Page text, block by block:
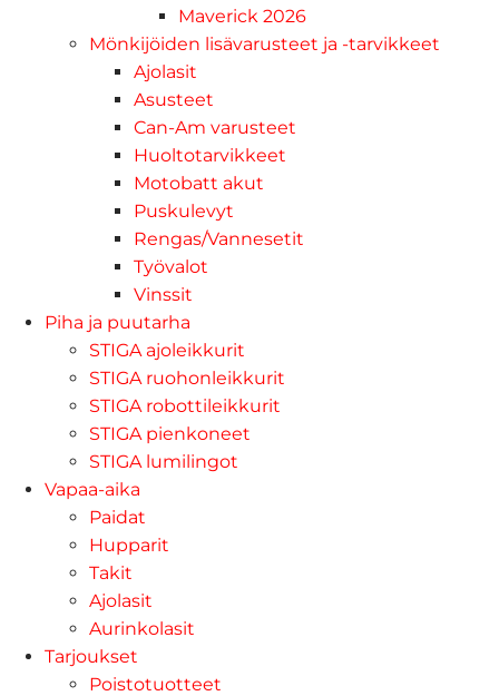
Maverick 2026
Mönkijöiden lisävarusteet ja -tarvikkeet
Ajolasit
Asusteet
Can-Am varusteet
Huoltotarvikkeet
Motobatt akut
Puskulevyt
Rengas/Vannesetit
Työvalot
Vinssit
Piha ja puutarha
STIGA ajoleikkurit
STIGA ruohonleikkurit
STIGA robottileikkurit
STIGA pienkoneet
STIGA lumilingot
Vapaa-aika
Paidat
Hupparit
Takit
Ajolasit
Aurinkolasit
Tarjoukset
Poistotuotteet